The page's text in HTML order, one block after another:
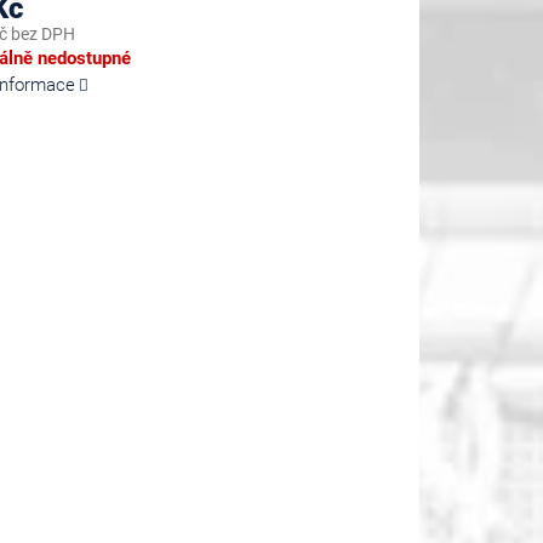
bez DPH
nedostupné